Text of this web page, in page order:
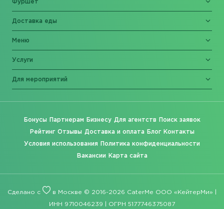
Фуршет
Доставка еды
Меню
Услуги
Для мероприятий
Бонусы Партнерам Бизнесу Для агентств Поиск заявок
Рейтинг Отзывы Доставка и оплата Блог Контакты
Условия использования Политика конфиденциальности
Вакансии Карта сайта
Сделано с в Москве © 2016-2026 CaterMe ООО «КейтерМи» |
ИНН 9710046239 | ОГРН 5177746375087